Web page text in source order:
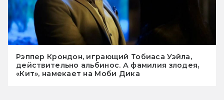
Рэппер Крондон, играющий Тобиаса Уэйла,
действительно альбинос. А фамилия злодея,
«Кит», намекает на Моби Дика